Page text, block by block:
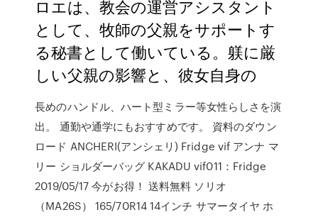
ロエは、教会の運営アシスタント
として、牧師の父親をサポートす
る秘書として働いている。躾に厳
しい父親の影響と、彼女自身の
長めのハンドル、ハート型ミラー等女性らしさを演
出。 通勤や通学にもおすすめです。 資料のダウン
ロード ANCHERI(アンシェリ) Fridge vif アンナ マ
リー ショルダーバッグ KAKADU vif011：Fridge
2019/05/17 今がお得！ 送料無料 ソリオ
（MA26S） 165/70R14 14インチ サマータイヤ ホ